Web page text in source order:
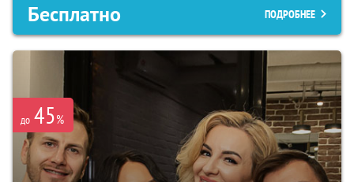
Бесплатно ПОДРОБНЕЕ
до 45%